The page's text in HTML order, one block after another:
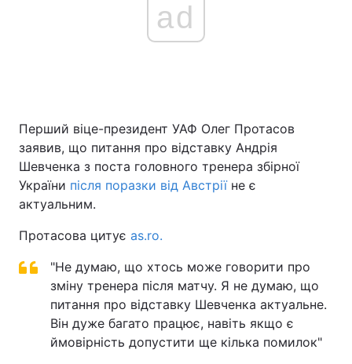
ad
Перший віце-президент УАФ Олег Протасов
заявив, що питання про відставку Андрія
Шевченка з поста головного тренера збірної
України після поразки від Австріїне є
актуальним.
Протасова цитує as.ro.
"Не думаю, що хтось може говорити про
зміну тренера після матчу. Я не думаю, що
питання про відставку Шевченка актуальне.
Він дуже багато працює, навіть якщо є
ймовірність допустити ще кілька помилок"